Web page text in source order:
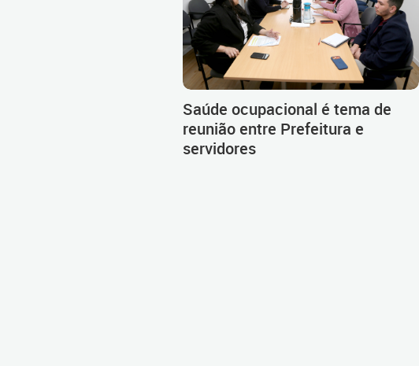
Saúde ocupacional é tema de
reunião entre Prefeitura e
servidores